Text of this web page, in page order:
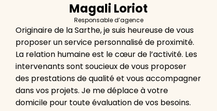
Magali Loriot
Responsable d’agence
Originaire de la Sarthe, je suis heureuse de vous
proposer un service personnalisé de proximité.
La relation humaine est le cœur de l’activité. Les
intervenants sont soucieux de vous proposer
des prestations de qualité et vous accompagner
dans vos projets. Je me déplace à votre
domicile pour toute évaluation de vos besoins.